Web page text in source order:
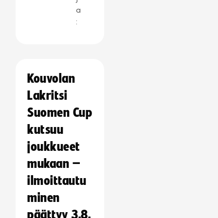
a
:
Kouvolan
Lakritsi
Suomen Cup
kutsuu
joukkueet
mukaan –
ilmoittautu
minen
päättyy 3.8.